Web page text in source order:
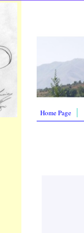
Home Page